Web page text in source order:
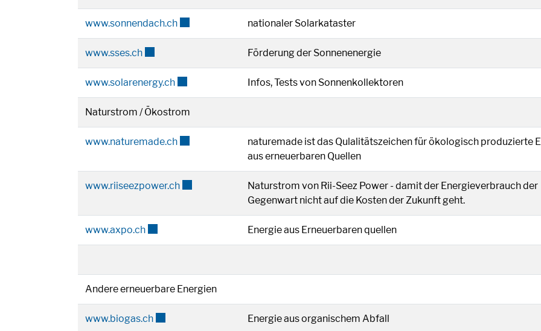
www.sonnendach.chExterner Link wird in einem neuen Fenster geöffnet.
nationaler Solarkataster
www.sses.chExterner Link wird in einem neuen Fenster geöffnet.
Förderung der Sonnenenergie
www.solarenergy.chExterner Link wird in einem neuen Fenster geöffnet.
Infos, Tests von Sonnenkollektoren
Naturstrom / Ökostrom
www.naturemade.chExterner Link wird in einem neuen Fenster geöffnet.
naturemade ist das Qulalitätszeichen für ökologisch produzierte
aus erneuerbaren Quellen
www.riiseezpower.chExterner Link wird in einem neuen Fenster geöffnet.
Naturstrom von Rii-Seez Power - damit der Energieverbrauch der
Gegenwart nicht auf die Kosten der Zukunft geht.
www.axpo.chExterner Link wird in einem neuen Fenster geöffnet.
Energie aus Erneuerbaren quellen
Andere erneuerbare Energien
www.biogas.chExterner Link wird in einem neuen Fenster geöffnet.
Energie aus organischem Abfall